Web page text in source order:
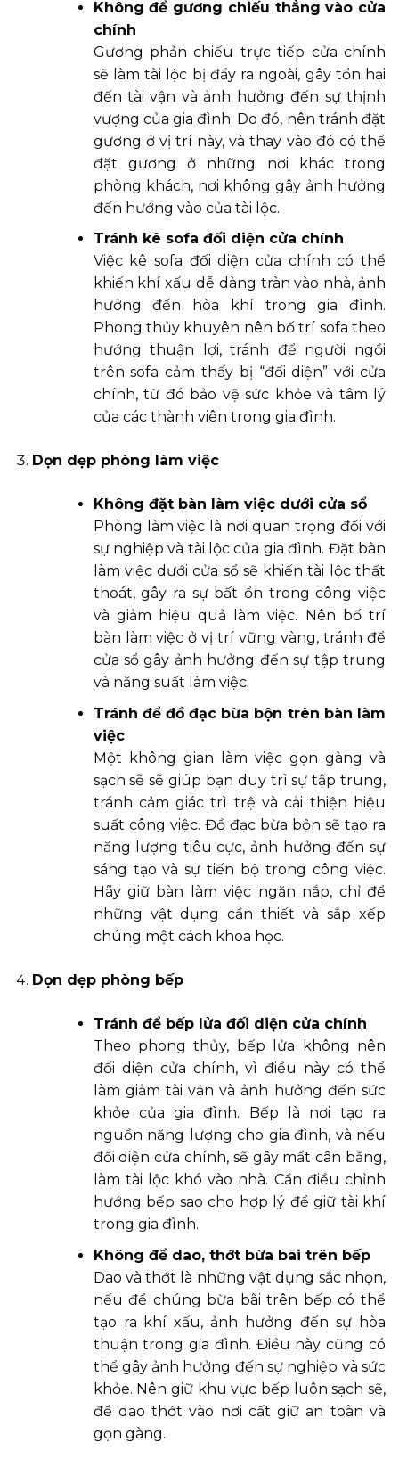
Không để gương chiếu thẳng vào cửa
chính
Gương phản chiếu trực tiếp cửa chính
sẽ làm tài lộc bị đẩy ra ngoài, gây tổn hại
đến tài vận và ảnh hưởng đến sự thịnh
vượng của gia đình. Do đó, nên tránh đặt
gương ở vị trí này, và thay vào đó có thể
đặt gương ở những nơi khác trong
phòng khách, nơi không gây ảnh hưởng
đến hướng vào của tài lộc.
Tránh kê sofa đối diện cửa chính
Việc kê sofa đối diện cửa chính có thể
khiến khí xấu dễ dàng tràn vào nhà, ảnh
hưởng đến hòa khí trong gia đình.
Phong thủy khuyên nên bố trí sofa theo
hướng thuận lợi, tránh để người ngồi
trên sofa cảm thấy bị “đối diện” với cửa
chính, từ đó bảo vệ sức khỏe và tâm lý
của các thành viên trong gia đình.
Dọn dẹp phòng làm việc
Không đặt bàn làm việc dưới cửa sổ
Phòng làm việc là nơi quan trọng đối với
sự nghiệp và tài lộc của gia đình. Đặt bàn
làm việc dưới cửa sổ sẽ khiến tài lộc thất
thoát, gây ra sự bất ổn trong công việc
và giảm hiệu quả làm việc. Nên bố trí
bàn làm việc ở vị trí vững vàng, tránh để
cửa sổ gây ảnh hưởng đến sự tập trung
và năng suất làm việc.
Tránh để đồ đạc bừa bộn trên bàn làm
việc
Một không gian làm việc gọn gàng và
sạch sẽ sẽ giúp bạn duy trì sự tập trung,
tránh cảm giác trì trệ và cải thiện hiệu
suất công việc. Đồ đạc bừa bộn sẽ tạo ra
năng lượng tiêu cực, ảnh hưởng đến sự
sáng tạo và sự tiến bộ trong công việc.
Hãy giữ bàn làm việc ngăn nắp, chỉ để
những vật dụng cần thiết và sắp xếp
chúng một cách khoa học.
Dọn dẹp phòng bếp
Tránh để bếp lửa đối diện cửa chính
Theo phong thủy, bếp lửa không nên
đối diện cửa chính, vì điều này có thể
làm giảm tài vận và ảnh hưởng đến sức
khỏe của gia đình. Bếp là nơi tạo ra
nguồn năng lượng cho gia đình, và nếu
đối diện cửa chính, sẽ gây mất cân bằng,
làm tài lộc khó vào nhà. Cần điều chỉnh
hướng bếp sao cho hợp lý để giữ tài khí
trong gia đình.
Không để dao, thớt bừa bãi trên bếp
Dao và thớt là những vật dụng sắc nhọn,
nếu để chúng bừa bãi trên bếp có thể
tạo ra khí xấu, ảnh hưởng đến sự hòa
thuận trong gia đình. Điều này cũng có
thể gây ảnh hưởng đến sự nghiệp và sức
khỏe. Nên giữ khu vực bếp luôn sạch sẽ,
để dao thớt vào nơi cất giữ an toàn và
gọn gàng.